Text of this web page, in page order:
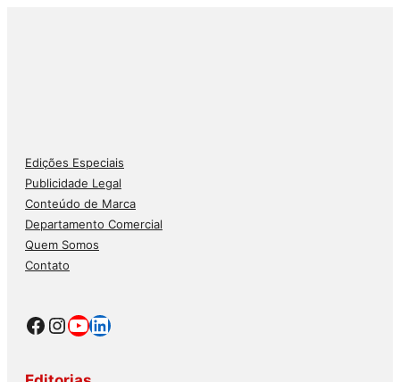
Edições Especiais
Publicidade Legal
Conteúdo de Marca
Departamento Comercial
Quem Somos
Contato
Facebook
Instagram
Youtube
LinkedIn